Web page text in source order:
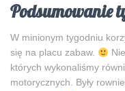
Podsumowanie
W minionym tygodniu
się na placu zabaw.
których wykonaliśmy
motorycznych. Były